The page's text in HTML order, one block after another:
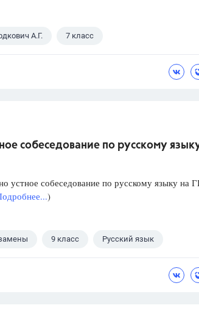
А.Г. 7 класс
собеседование по русскому
устное собеседование по русскому языку на
)
9 класс Русский язык